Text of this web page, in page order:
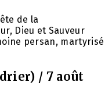
de la
Dieu et Sauveur
persan, martyrisé
/ 7 août